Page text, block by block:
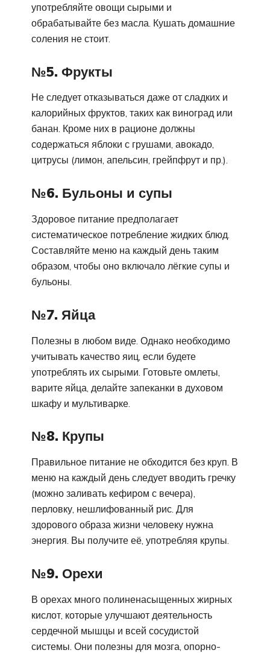
употребляйте овощи сырыми и
обрабатывайте без масла. Кушать домашние
соления не стоит.
№5. Фрукты
Не следует отказываться даже от сладких и
калорийных фруктов, таких как виноград или
банан. Кроме них в рационе должны
содержаться яблоки с грушами, авокадо,
цитрусы (лимон, апельсин, грейпфрут и пр.).
№6. Бульоны и супы
Здоровое питание предполагает
систематическое потребление жидких блюд.
Составляйте меню на каждый день таким
образом, чтобы оно включало лёгкие супы и
бульоны.
№7. Яйца
Полезны в любом виде. Однако необходимо
учитывать качество яиц, если будете
употреблять их сырыми. Готовьте омлеты,
варите яйца, делайте запеканки в духовом
шкафу и мультиварке.
№8. Крупы
Правильное питание не обходится без круп. В
меню на каждый день следует вводить гречку
(можно заливать кефиром с вечера),
перловку, нешлифованный рис. Для
здорового образа жизни человеку нужна
энергия. Вы получите её, употребляя крупы.
№9. Орехи
В орехах много полиненасыщенных жирных
кислот, которые улучшают деятельность
сердечной мышцы и всей сосудистой
системы. Они полезны для мозга, опорно-